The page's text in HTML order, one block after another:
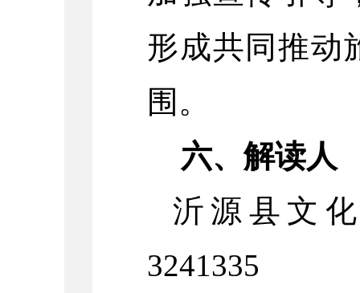
形成共同推动
围。
六、解读人
沂源县文
3241335